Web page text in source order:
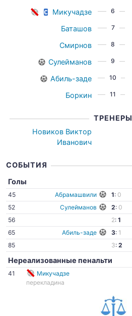
Микучадзе
6
Баташов
7
Смирнов
8
Сулейманов
9
Абиль-заде
10
Боркин
11
ТРЕНЕРЫ
Новиков Виктор
Иванович
СОБЫТИЯ
Голы
45 Абрамашвили 1: 0
52
Сулейманов 2: 0
56
2: 1
65
Абиль-заде 3: 1
85
3: 2
Нереализованные пенальти
41
Микучадзе
перекладина